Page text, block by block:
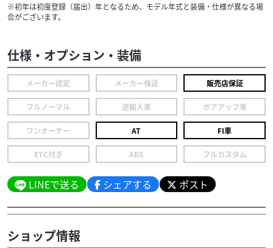
※初年は初度登録（届出）年となるため、モデル年式と装備・仕様が異なる場
合がございます。
仕様・オプション・装備
メーカー認定 メーカー保証 販売店保証
フルノーマル 逆輸入車 ボアアップ車
ワンオーナー AT FI車
ETC付き ABS フルカスタム
LINEで送る シェアする ポスト
ショップ情報